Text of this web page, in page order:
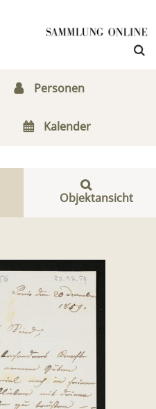
Personen
Kalender
Objektansicht